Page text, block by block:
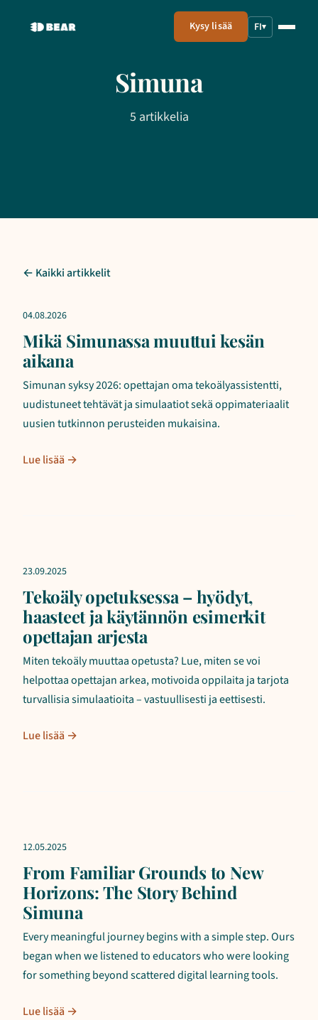
Kysy lisää FI▾
Simuna
5 artikkelia
← Kaikki artikkelit
04.08.2026
Mikä Simunassa muuttui kesän
aikana
Simunan syksy 2026: opettajan oma tekoälyassistentti,
uudistuneet tehtävät ja simulaatiot sekä oppimateriaalit
uusien tutkinnon perusteiden mukaisina.
Lue lisää →
23.09.2025
Tekoäly opetuksessa – hyödyt,
haasteet ja käytännön esimerkit
opettajan arjesta
Miten tekoäly muuttaa opetusta? Lue, miten se voi
helpottaa opettajan arkea, motivoida oppilaita ja tarjota
turvallisia simulaatioita – vastuullisesti ja eettisesti.
Lue lisää →
12.05.2025
From Familiar Grounds to New
Horizons: The Story Behind
Simuna
Every meaningful journey begins with a simple step. Ours
began when we listened to educators who were looking
for something beyond scattered digital learning tools.
Lue lisää →